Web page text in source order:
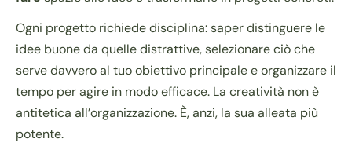
Ogni progetto richiede disciplina: saper distinguere le
idee buone da quelle distrattive, selezionare ciò che
serve davvero al tuo obiettivo principale e organizzare il
tempo per agire in modo efficace. La creatività non è
antitetica all’organizzazione. È, anzi, la sua alleata più
potente.